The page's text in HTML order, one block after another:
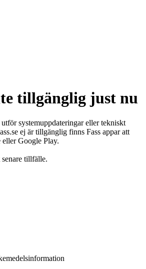
tillgänglig just nu
systemuppdateringar eller tekniskt
ej är tillgänglig finns Fass appar att
Google Play.
tillfälle.